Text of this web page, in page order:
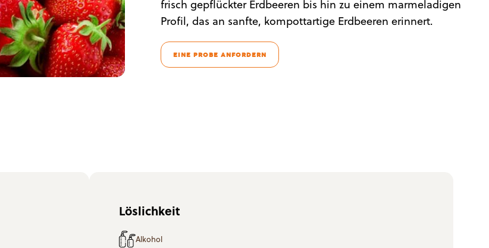
frisch gepflückter Erdbeeren bis hin zu einem marmeladigen
Profil, das an sanfte, kompottartige Erdbeeren erinnert.
EINE PROBE ANFORDERN
Löslichkeit
Alkohol